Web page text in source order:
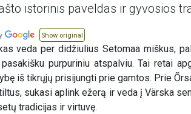
istorinis paveldas ir gyvosios
Show original
veda per didžiulius Setomaa miškus,
purpuriniu atspalviu. Tai retai
iš tikrųjų prisijungti prie gamtos. Prie
sukasi aplink ežerą ir veda į Värska
tradicijas ir virtuvę.